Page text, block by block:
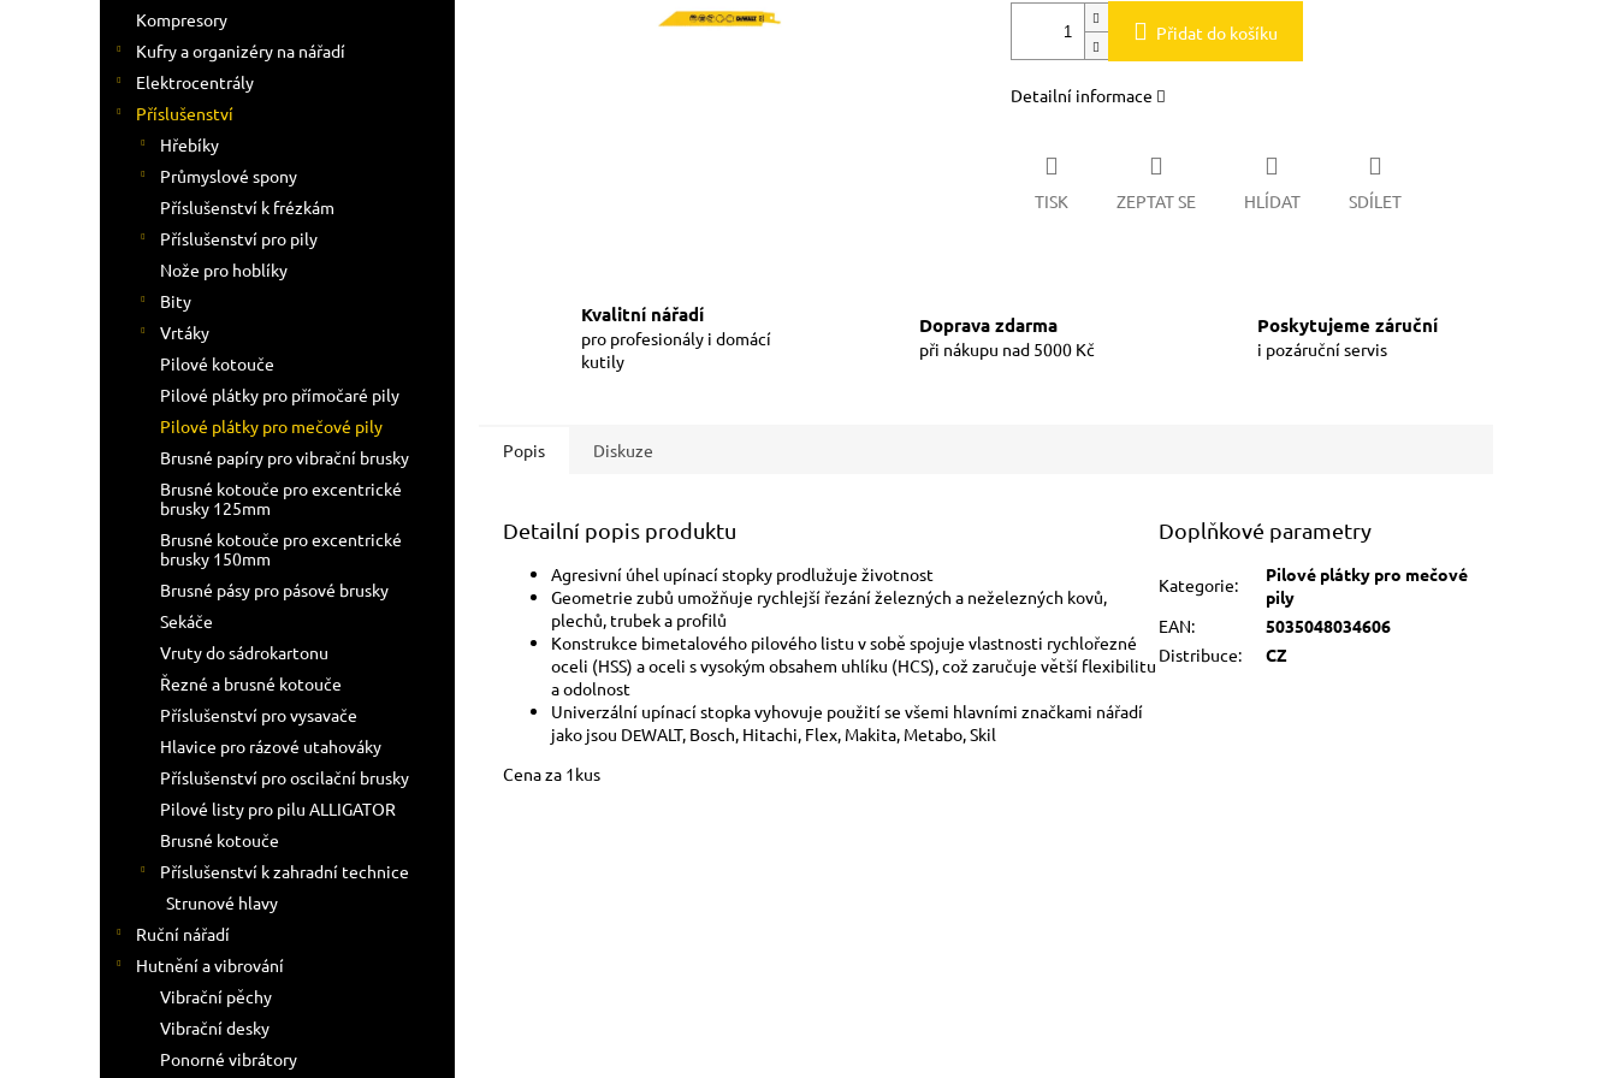
Kompresory
Kufry a organizéry na nářadí
Elektrocentrály
Příslušenství
Hřebíky
Průmyslové spony
Příslušenství k frézkám
Příslušenství pro pily
Nože pro hoblíky
Bity
Vrtáky
Pilové kotouče
Pilové plátky pro přímočaré pily
Pilové plátky pro mečové pily
Brusné papíry pro vibrační brusky
Brusné kotouče pro excentrické
brusky 125mm
Brusné kotouče pro excentrické
brusky 150mm
Brusné pásy pro pásové brusky
Sekáče
Vruty do sádrokartonu
Řezné a brusné kotouče
Příslušenství pro vysavače
Hlavice pro rázové utahováky
Příslušenství pro oscilační brusky
Pilové listy pro pilu ALLIGATOR
Brusné kotouče
Příslušenství k zahradní technice
Strunové hlavy
Ruční nářadí
Hutnění a vibrování
Vibrační pěchy
Vibrační desky
Ponorné vibrátory
Přidat do košíku
Detailní informace
TISK ZEPTAT SE HLÍDAT SDÍLET
Kvalitní nářadí
pro profesionály i domácí
kutily
Doprava zdarma
při nákupu nad 5000 Kč
Poskytujeme záruční
i pozáruční servis
Popis Diskuze
Detailní popis produktu
Agresivní úhel upínací stopky prodlužuje životnost
Geometrie zubů umožňuje rychlejší řezání železných a neželezných kovů,
plechů, trubek a profilů
Konstrukce bimetalového pilového listu v sobě spojuje vlastnosti rychlořezné
oceli (HSS) a oceli s vysokým obsahem uhlíku (HCS), což zaručuje větší flexibilitu
a odolnost
Univerzální upínací stopka vyhovuje použití se všemi hlavními značkami nářadí
jako jsou DEWALT, Bosch, Hitachi, Flex, Makita, Metabo, Skil
Cena za 1kus
Doplňkové parametry
Kategorie:
Pilové plátky pro mečové
pily
EAN:
5035048034606
Distribuce: CZ